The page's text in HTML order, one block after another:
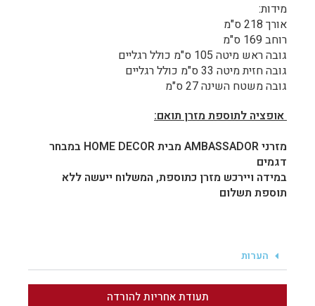
מידות:
אורך 218 ס"מ
רוחב 169 ס"מ
גובה ראש מיטה 105 ס"מ כולל רגליים
גובה חזית מיטה 33 ס"מ כולל רגליים
גובה משטח השינה 27 ס"מ
אופציה לתוספת מזרן תואם:
מזרני
מבית
במבחר
דגמים
במידה ויירכש מזרן כתוספת, המשלוח ייעשה ללא
תוספת תשלום
הערות
תעודת אחריות להורדה